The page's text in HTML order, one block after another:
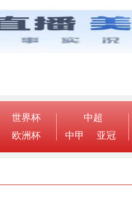
世界杯
欧洲杯
中超
中甲
亚冠